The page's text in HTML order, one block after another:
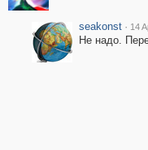
seakonst · 14
Не надо.